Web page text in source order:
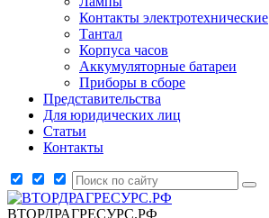
Контакты электротехнические
Тантал
Корпуса часов
Аккумуляторные батареи
Приборы в сборе
Представительства
Для юридических лиц
Статьи
Контакты
ВТОРДРАГРЕСУРС.РФ